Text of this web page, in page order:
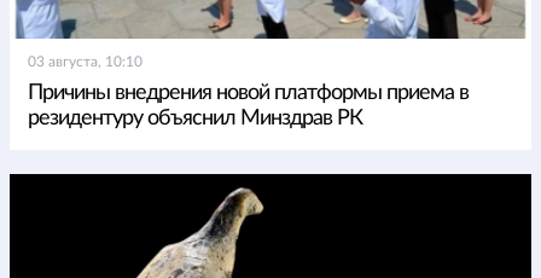
03 августа, 10:10
Причины внедрения новой платформы приема в
резидентуру объяснил Минздрав РК